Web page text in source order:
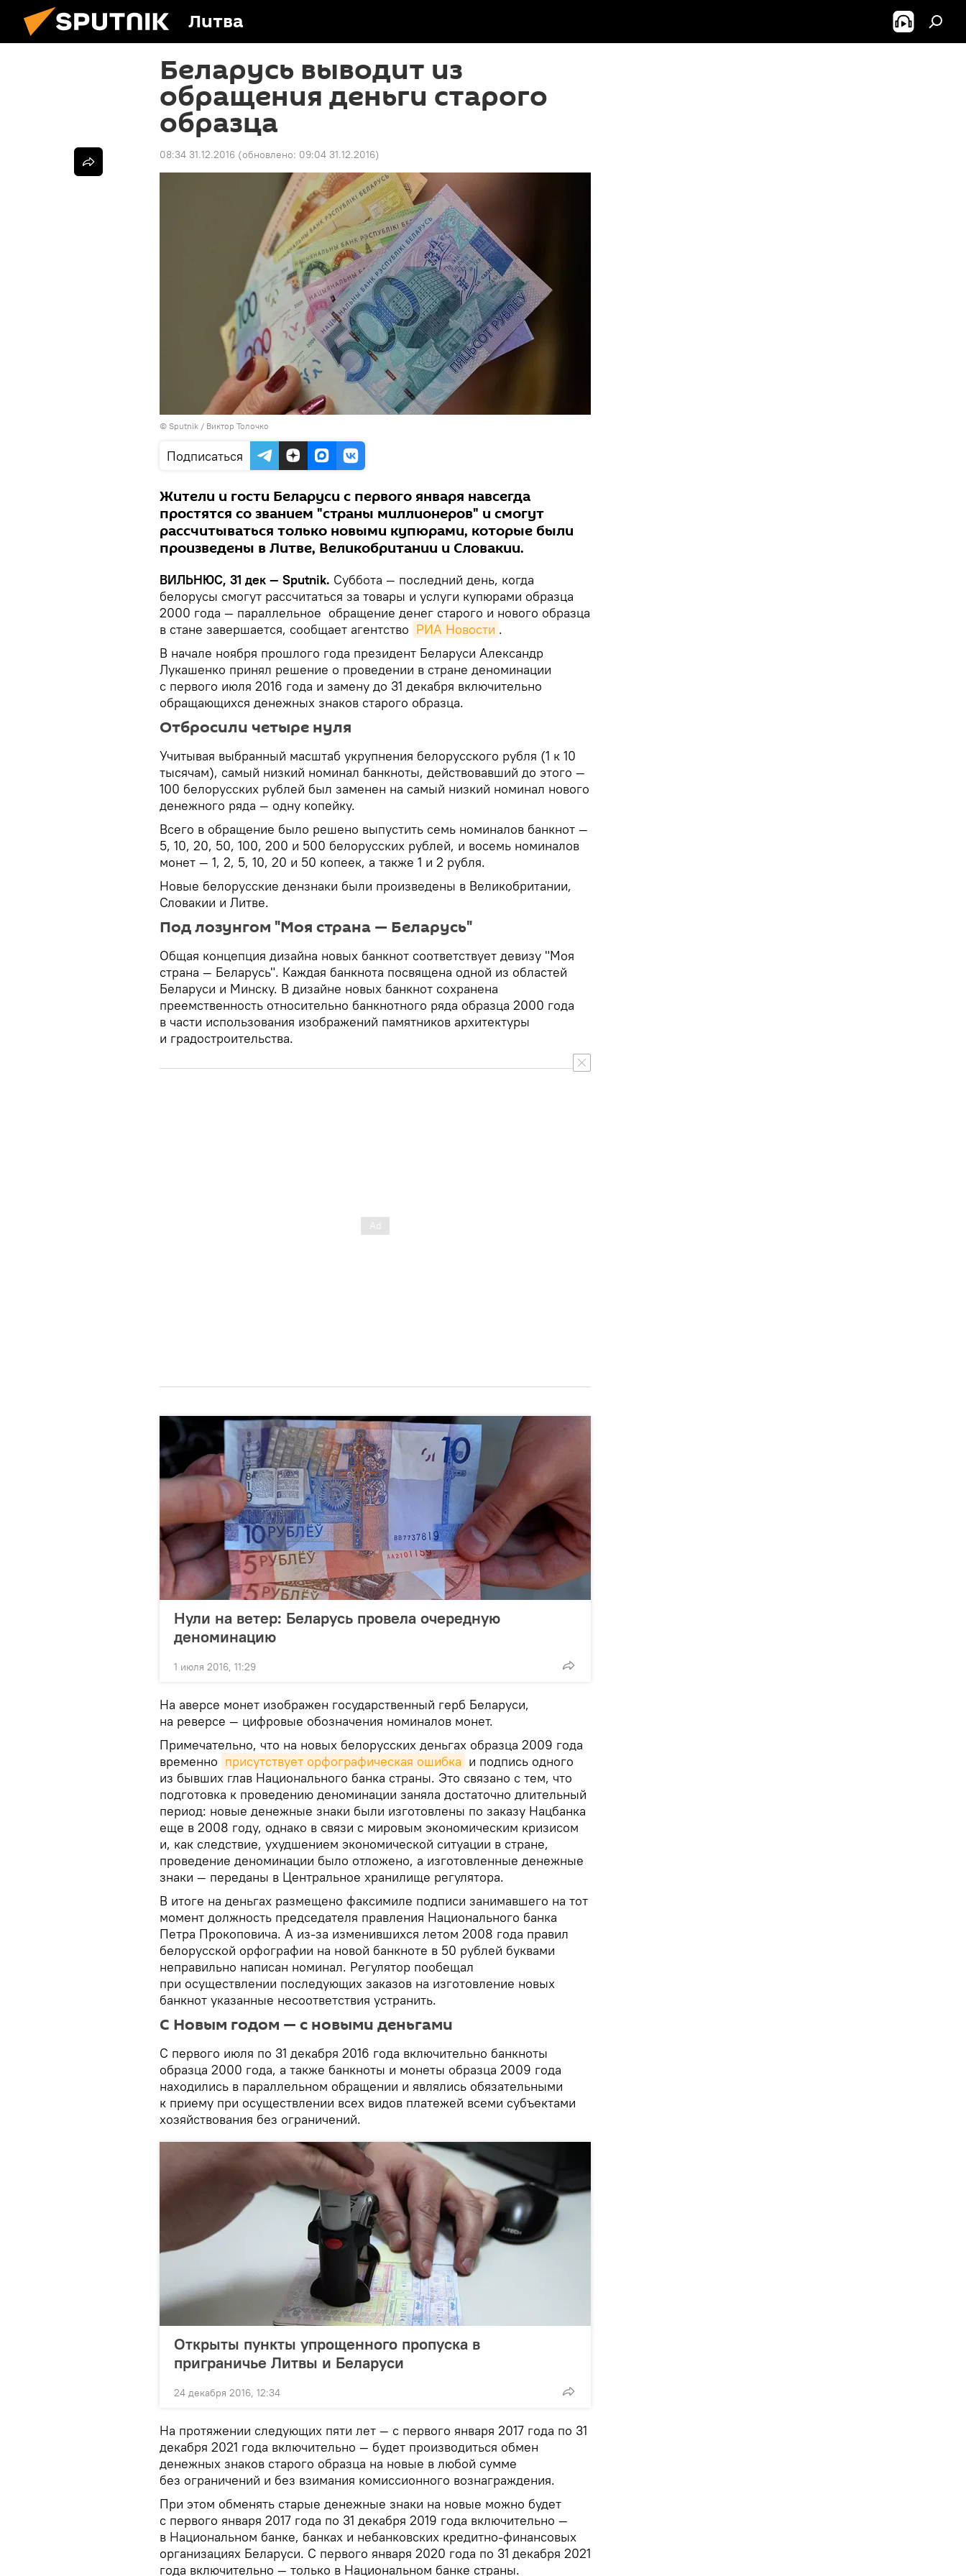
Литва
Беларусь выводит из
обращения деньги старого
образца
08:34 31.12.2016 (обновлено: 09:04 31.12.2016)
© Sputnik / Виктор Толочко
Подписаться
Жители и гости Беларуси с первого января навсегда
простятся со званием "страны миллионеров" и смогут
рассчитываться только новыми купюрами, которые были
произведены в Литве, Великобритании и Словакии.
ВИЛЬНЮС, 31 дек — Sputnik. Суббота — последний день, когда
белорусы смогут рассчитаться за товары и услуги купюрами образца
2000 года — параллельное обращение денег старого и нового образца
в стане завершается, сообщает агентство РИА Новости .
В начале ноября прошлого года президент Беларуси Александр
Лукашенко принял решение о проведении в стране деноминации
с первого июля 2016 года и замену до 31 декабря включительно
обращающихся денежных знаков старого образца.
Отбросили четыре нуля
Учитывая выбранный масштаб укрупнения белорусского рубля (1 к 10
тысячам), самый низкий номинал банкноты, действовавший до этого —
100 белорусских рублей был заменен на самый низкий номинал нового
денежного ряда — одну копейку.
Всего в обращение было решено выпустить семь номиналов банкнот —
5, 10, 20, 50, 100, 200 и 500 белорусских рублей, и восемь номиналов
монет — 1, 2, 5, 10, 20 и 50 копеек, а также 1 и 2 рубля.
Новые белорусские дензнаки были произведены в Великобритании,
Словакии и Литве.
Под лозунгом "Моя страна — Беларусь"
Общая концепция дизайна новых банкнот соответствует девизу "Моя
страна — Беларусь". Каждая банкнота посвящена одной из областей
Беларуси и Минску. В дизайне новых банкнот сохранена
преемственность относительно банкнотного ряда образца 2000 года
в части использования изображений памятников архитектуры
и градостроительства.
Нули на ветер: Беларусь провела очередную
деноминацию
1 июля 2016, 11:29
На аверсе монет изображен государственный герб Беларуси,
на реверсе — цифровые обозначения номиналов монет.
Примечательно, что на новых белорусских деньгах образца 2009 года
временно присутствует орфографическая ошибка и подпись одного
из бывших глав Национального банка страны. Это связано с тем, что
подготовка к проведению деноминации заняла достаточно длительный
период: новые денежные знаки были изготовлены по заказу Нацбанка
еще в 2008 году, однако в связи с мировым экономическим кризисом
и, как следствие, ухудшением экономической ситуации в стране,
проведение деноминации было отложено, а изготовленные денежные
знаки — переданы в Центральное хранилище регулятора.
В итоге на деньгах размещено факсимиле подписи занимавшего на тот
момент должность председателя правления Национального банка
Петра Прокоповича. А из-за изменившихся летом 2008 года правил
белорусской орфографии на новой банкноте в 50 рублей буквами
неправильно написан номинал. Регулятор пообещал
при осуществлении последующих заказов на изготовление новых
банкнот указанные несоответствия устранить.
С Новым годом — с новыми деньгами
С первого июля по 31 декабря 2016 года включительно банкноты
образца 2000 года, а также банкноты и монеты образца 2009 года
находились в параллельном обращении и являлись обязательными
к приему при осуществлении всех видов платежей всеми субъектами
хозяйствования без ограничений.
Открыты пункты упрощенного пропуска в
приграничье Литвы и Беларуси
24 декабря 2016, 12:34
На протяжении следующих пяти лет — с первого января 2017 года по 31
декабря 2021 года включительно — будет производиться обмен
денежных знаков старого образца на новые в любой сумме
без ограничений и без взимания комиссионного вознаграждения.
При этом обменять старые денежные знаки на новые можно будет
с первого января 2017 года по 31 декабря 2019 года включительно —
в Национальном банке, банках и небанковских кредитно-финансовых
организациях Беларуси. С первого января 2020 года по 31 декабря 2021
года включительно — только в Национальном банке страны.